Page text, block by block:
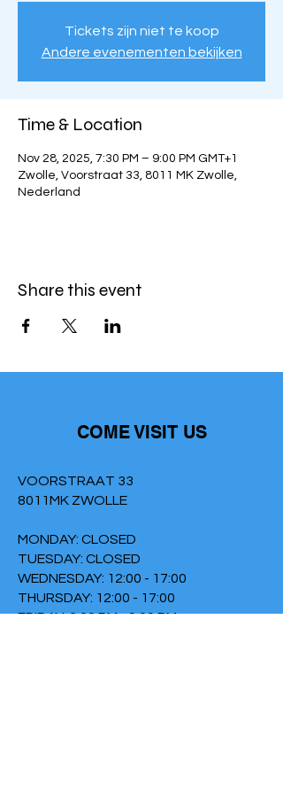
Tickets zijn niet te koop
Andere evenementen bekijken
Time & Location
Nov 28, 2025, 7:30 PM – 9:00 PM GMT+1
Zwolle, Voorstraat 33, 8011 MK Zwolle,
Nederland
Share this event
COME VISIT US
VOORSTRAAT 33
8011MK ZWOLLE
MONDAY: CLOSED
TUESDAY: CLOSED
WEDNESDAY: 12:00 - 17:00
THURSDAY: 12:00 - 17:00
FRIDAY: 2:00 PM - 9:00 PM